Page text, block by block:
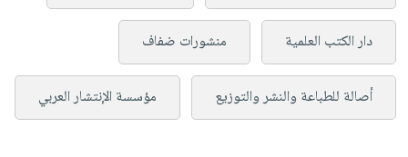
دار الكتب العلمية منشورات ضفاف
أصالة للطباعة والنشر والتوزيع مؤسسة الإنتشار العربي